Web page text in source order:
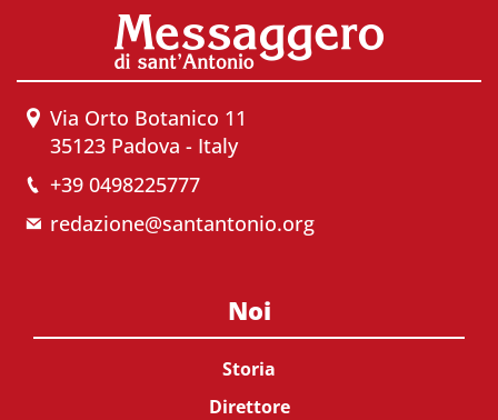
Via Orto Botanico 11
35123 Padova - Italy
+39 0498225777
redazione@santantonio.org
Noi
Storia
Direttore